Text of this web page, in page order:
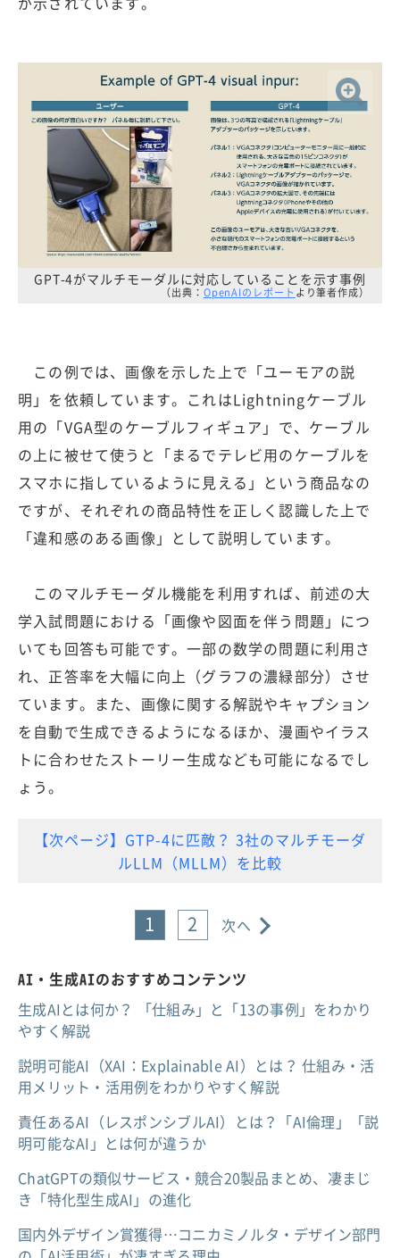
GPT-4がマルチモーダルに対応していることを示す事例
（出典： OpenAIのレポート より筆者作成）
この例では、画像を示した上で「ユーモアの説
明」を依頼しています。これはLightningケーブル
用の「VGA型のケーブルフィギュア」で、ケーブル
の上に被せて使うと「まるでテレビ用のケーブルを
スマホに指しているように見える」という商品なの
ですが、それぞれの商品特性を正しく認識した上で
「違和感のある画像」として説明しています。
このマルチモーダル機能を利用すれば、前述の大
学入試問題における「画像や図面を伴う問題」につ
いても回答も可能です。一部の数学の問題に利用さ
れ、正答率を大幅に向上（グラフの濃緑部分）させ
ています。また、画像に関する解説やキャプション
を自動で生成できるようになるほか、漫画やイラス
トに合わせたストーリー生成なども可能になるでし
ょう。
【次ページ】GTP-4に匹敵？ 3社のマルチモーダ
ルLLM（MLLM）を比較
1 2 次へ
AI・生成AIのおすすめコンテンツ
生成AIとは何か？ 「仕組み」と「13の事例」をわかり
やすく解説
説明可能AI（XAI：Explainable AI）とは？ 仕組み・活
用メリット・活用例をわかりやすく解説
責任あるAI（レスポンシブルAI）とは？「AI倫理」「説
明可能なAI」とは何が違うか
ChatGPTの類似サービス・競合20製品まとめ、凄まじ
き「特化型生成AI」の進化
国内外デザイン賞獲得…コニカミノルタ・デザイン部門